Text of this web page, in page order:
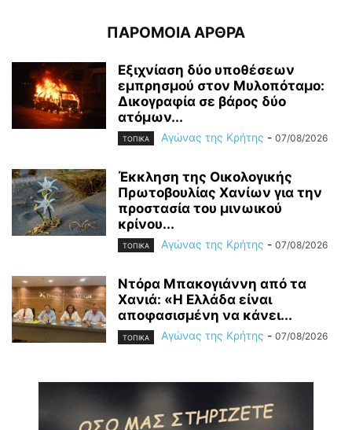
ΠΑΡΟΜΟΙΑ ΑΡΘΡΑ
Εξιχνίαση δύο υποθέσεων
εμπρησμού στον Μυλοπόταμο:
Δικογραφία σε βάρος δύο
ατόμων...
ΤΟΠΙΚΑ Αγώνας της Κρήτης - 07/08/2026
Έκκληση της Οικολογικής
Πρωτοβουλίας Χανίων για την
προστασία του μινωικού
κρίνου...
ΤΟΠΙΚΑ Αγώνας της Κρήτης - 07/08/2026
Ντόρα Μπακογιάννη από τα
Χανιά: «Η Ελλάδα είναι
αποφασισμένη να κάνει...
ΤΟΠΙΚΑ Αγώνας της Κρήτης - 07/08/2026